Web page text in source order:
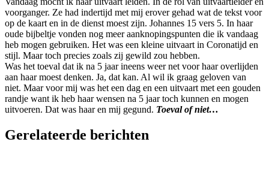
voorganger. Ze had indertijd met mij erover gehad wat de tekst voor
op de kaart en in de dienst moest zijn. Johannes 15 vers 5. In haar
oude bijbeltje vonden nog meer aanknopingspunten die ik vandaag
heb mogen gebruiken. Het was een kleine uitvaart in Coronatijd en
stijl. Maar toch precies zoals zij gewild zou hebben.
Was het toeval dat ik na 5 jaar ineens weer net voor haar overlijden
aan haar moest denken. Ja, dat kan. Al wil ik graag geloven van
niet. Maar voor mij was het een dag en een uitvaart met een gouden
randje want ik heb haar wensen na 5 jaar toch kunnen en mogen
uitvoeren. Dat was haar en mij gegund. Toeval of niet…
Gerelateerde berichten